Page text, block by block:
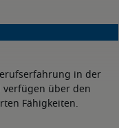
in der
verfügen über den
Fähigkeiten.